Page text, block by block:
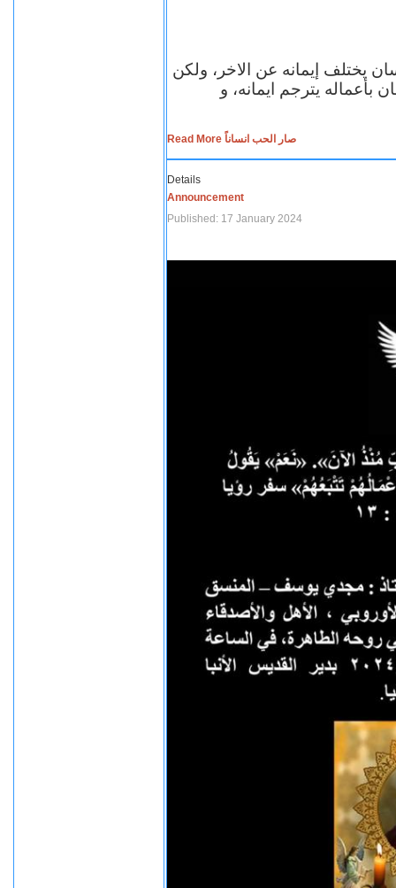
يختلف إيمانه عن الاخر، ولكن
بأعماله يترجم ايمانه، و
Read More صار الحب انساناً
Details
Announcement
Published: 17 January 2024